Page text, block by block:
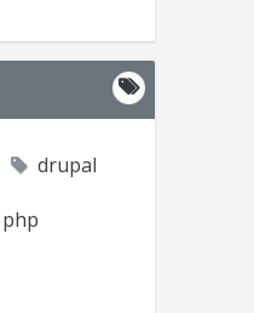
drupal
php